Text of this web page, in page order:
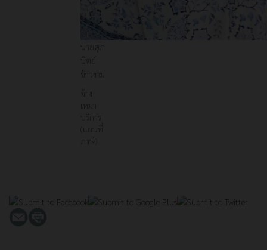
นายศุภ
ข้าวงาม
จ้าง
ภาษี)